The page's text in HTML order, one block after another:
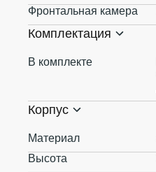
Фронтальная камера
Комплектация
В комплекте
Корпус
Материал
Высота